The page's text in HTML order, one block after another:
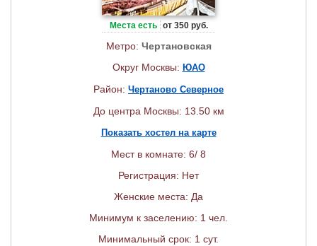
Места есть от 350 руб.
Метро: Чертановская
Округ Москвы: ЮАО
Район: Чертаново Северное
До центра Москвы: 13.50 км
Показать хостел на карте
Мест в комнате: 6/ 8
Регистрация: Нет
Женские места: Да
Минимум к заселению: 1 чел.
Минимальный срок: 1 сут.